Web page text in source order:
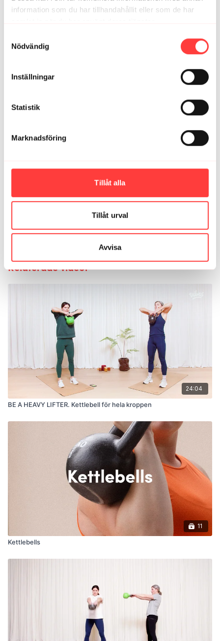
information som du har tillhandahållit eller som de har
Nödvändig
Inställningar
Statistik
Marknadsföring
Tillåt alla
Tillåt urval
Avvisa
Tack❤️
Frida S.
Vilket bra pass! Jag gillar verkligen den mysiga
efteråt! Det här passet kör jag igen nästa gång jag tror
att jag inte orkar träna 🙂
👌😁🥰
2 Visa svar (1)
Ladda mer
Relaterade videor
24:04
BE A HEAVY LIFTER. Kettlebell för hela kroppen
11
Kettlebells